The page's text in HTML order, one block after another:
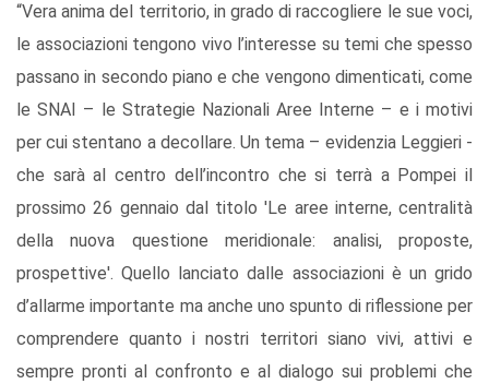
“Vera anima del territorio, in grado di raccogliere le sue voci,
le associazioni tengono vivo l’interesse su temi che spesso
passano in secondo piano e che vengono dimenticati, come
le SNAI – le Strategie Nazionali Aree Interne – e i motivi
per cui stentano a decollare. Un tema – evidenzia Leggieri -
che sarà al centro dell’incontro che si terrà a Pompei il
prossimo 26 gennaio dal titolo 'Le aree interne, centralità
della nuova questione meridionale: analisi, proposte,
prospettive'. Quello lanciato dalle associazioni è un grido
d’allarme importante ma anche uno spunto di riflessione per
comprendere quanto i nostri territori siano vivi, attivi e
sempre pronti al confronto e al dialogo sui problemi che